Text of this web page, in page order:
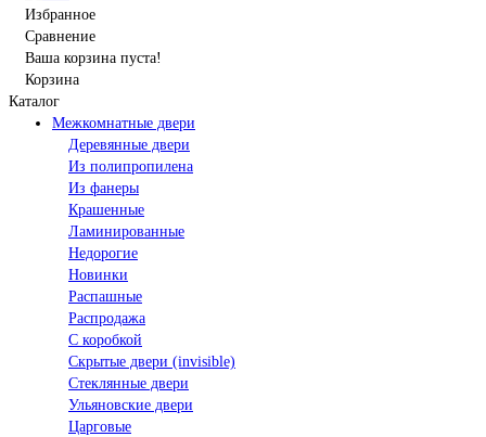
Избранное
Сравнение
Ваша корзина пуста!
Корзина
Каталог
Межкомнатные двери
Деревянные двери
Из полипропилена
Из фанеры
Крашенные
Ламинированные
Недорогие
Новинки
Распашные
Распродажа
С коробкой
Скрытые двери (invisible)
Стеклянные двери
Ульяновские двери
Царговые